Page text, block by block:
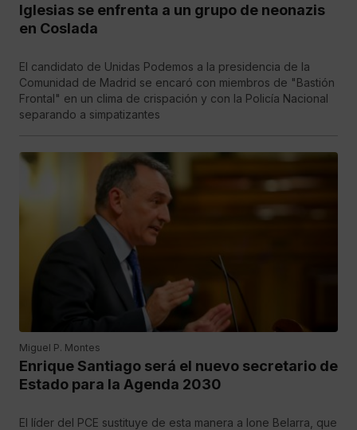
Iglesias se enfrenta a un grupo de neonazis
en Coslada
El candidato de Unidas Podemos a la presidencia de la
Comunidad de Madrid se encaró con miembros de "Bastión
Frontal" en un clima de crispación y con la Policía Nacional
separando a simpatizantes
Miguel P. Montes
Enrique Santiago será el nuevo secretario de
Estado para la Agenda 2030
El líder del PCE sustituye de esta manera a Ione Belarra, que